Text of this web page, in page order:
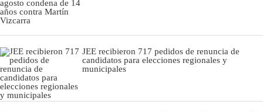
JEE recibieron 717 pedidos de renuncia de
candidatos para elecciones regionales y
municipales